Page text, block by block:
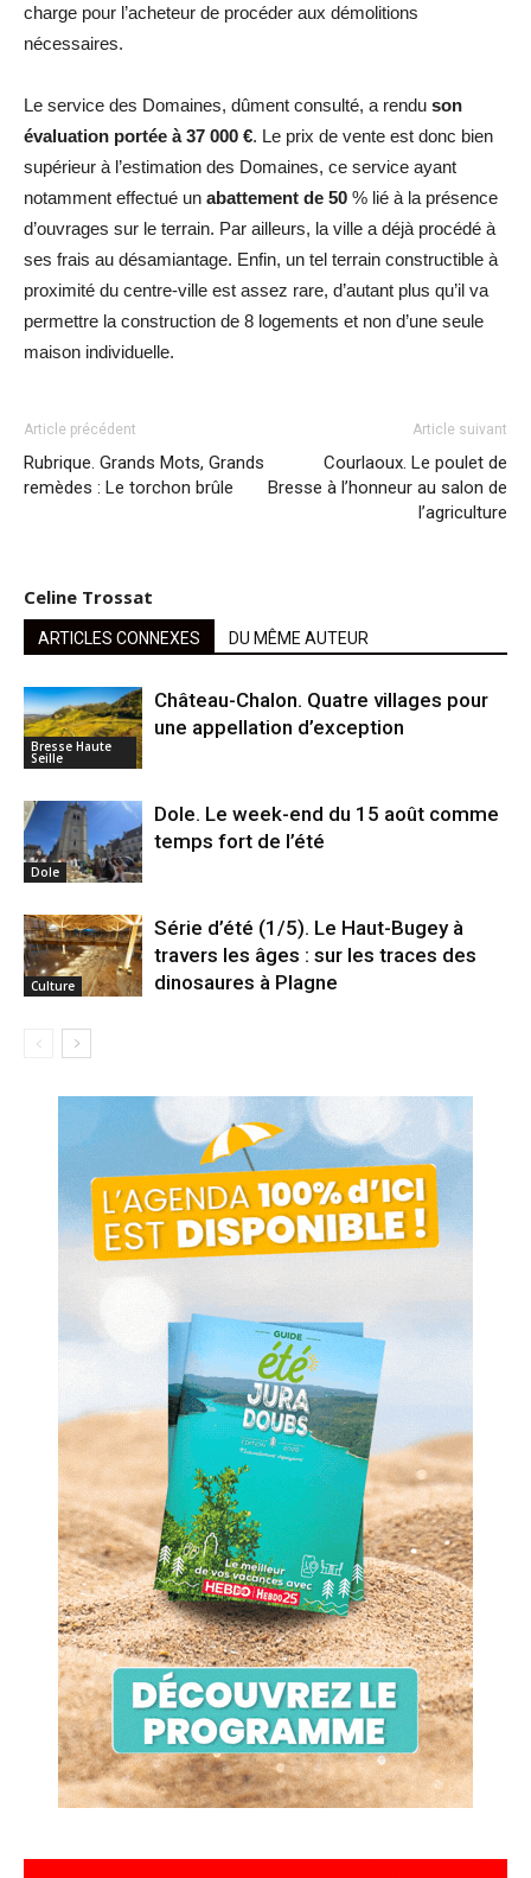
charge pour l’acheteur de procéder aux démolitions
nécessaires.
Le service des Domaines, dûment consulté, a rendu son
évaluation portée à 37 000 €. Le prix de vente est donc bien
supérieur à l’estimation des Domaines, ce service ayant
notamment effectué un abattement de 50 % lié à la présence
d’ouvrages sur le terrain. Par ailleurs, la ville a déjà procédé à
ses frais au désamiantage. Enfin, un tel terrain constructible à
proximité du centre-ville est assez rare, d’autant plus qu’il va
permettre la construction de 8 logements et non d’une seule
maison individuelle.
Article précédent
Rubrique. Grands Mots, Grands
remèdes : Le torchon brûle
Article suivant
Courlaoux. Le poulet de
Bresse à l’honneur au salon de
l’agriculture
Celine Trossat
ARTICLES CONNEXES DU MÊME AUTEUR
Bresse Haute
Seille
Château-Chalon. Quatre villages pour
une appellation d’exception
Dole
Dole. Le week-end du 15 août comme
temps fort de l’été
Culture
Série d’été (1/5). Le Haut-Bugey à
travers les âges : sur les traces des
dinosaures à Plagne